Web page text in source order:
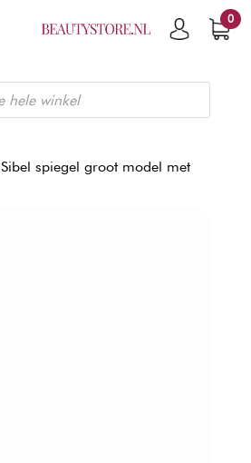
0
Sibel spiegel groot model met